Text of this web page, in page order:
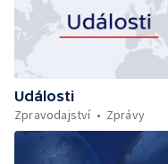
Události
Zpravodajství
Zprávy